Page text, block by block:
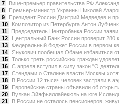
7
Вице-премьер правительства РФ
8
Премьер-министр Украины Николай
9
Президент России Дмитрий Медведев и
10
Композитор из Петербурга Антон
11
Председатель Центробанка России
12
Центральный Банк России проверит 280
13
Федеральный бюджет России в первом
14
Янукович пообещал Обаме избавиться
15
Только треть российских граждан
16
С апреля вступил в силу закон "О
17
Стендами о Сталине власти Москвы
18
В России 12 тысяч человек застряли в
19
Европейские страны объявили об
20
Вулкан Эйяфьяллайекюль на юге
21
В России не осталось пенсионеров,